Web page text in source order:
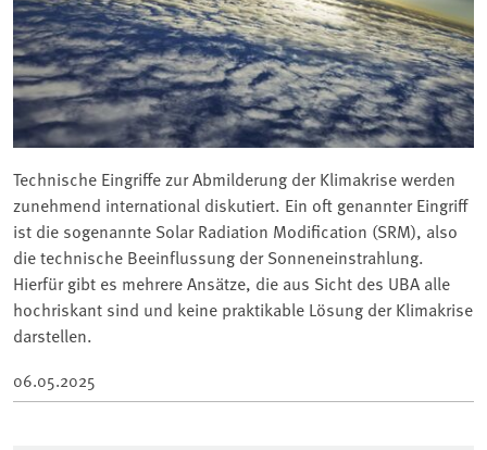
Technische Eingriffe zur Abmilderung der Klimakrise werden
zunehmend international diskutiert. Ein oft genannter Eingriff
ist die sogenannte Solar Radiation Modification (SRM), also
die technische Beeinflussung der Sonneneinstrahlung.
Hierfür gibt es mehrere Ansätze, die aus Sicht des UBA alle
hochriskant sind und keine praktikable Lösung der Klimakrise
darstellen.
06.05.2025